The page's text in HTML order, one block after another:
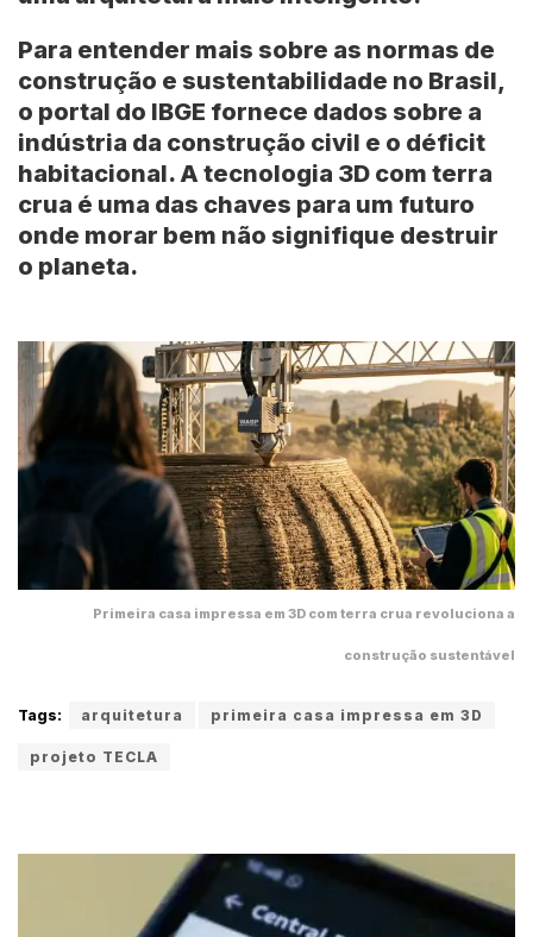
Para entender mais sobre as normas de
construção e sustentabilidade no Brasil,
o portal do IBGE fornece dados sobre a
indústria da construção civil e o déficit
habitacional. A tecnologia 3D com terra
crua é uma das chaves para um futuro
onde morar bem não signifique destruir
o planeta.
Primeira casa impressa em 3D com terra crua revoluciona a
construção sustentável
Tags: arquitetura primeira casa impressa em 3D
projeto TECLA